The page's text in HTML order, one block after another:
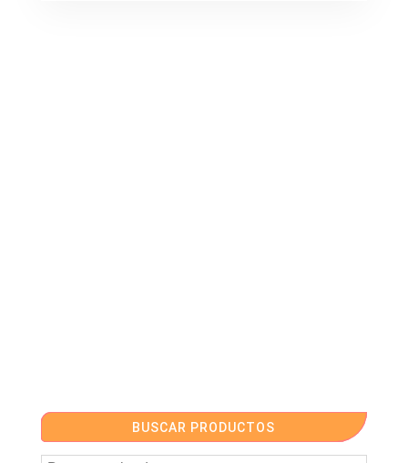
BUSCAR PRODUCTOS